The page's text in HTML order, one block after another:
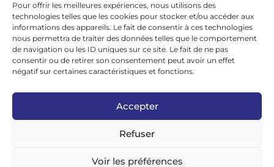
Pour offrir les meilleures expériences, nous utilisons des
technologies telles que les cookies pour stocker et/ou accéder aux
informations des appareils. Le fait de consentir à ces technologies
nous permettra de traiter des données telles que le comportement
de navigation ou les ID uniques sur ce site. Le fait de ne pas
consentir ou de retirer son consentement peut avoir un effet
négatif sur certaines caractéristiques et fonctions.
Accepter
Refuser
Voir les préférences
Réseaux sociaux
google news
facebook
twitter